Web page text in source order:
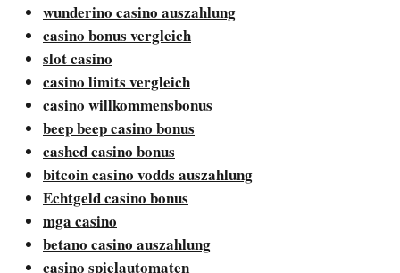
wunderino casino auszahlung
casino bonus vergleich
slot casino
casino limits vergleich
casino willkommensbonus
beep beep casino bonus
cashed casino bonus
bitcoin casino vodds auszahlung
Echtgeld casino bonus
mga casino
betano casino auszahlung
casino spielautomaten